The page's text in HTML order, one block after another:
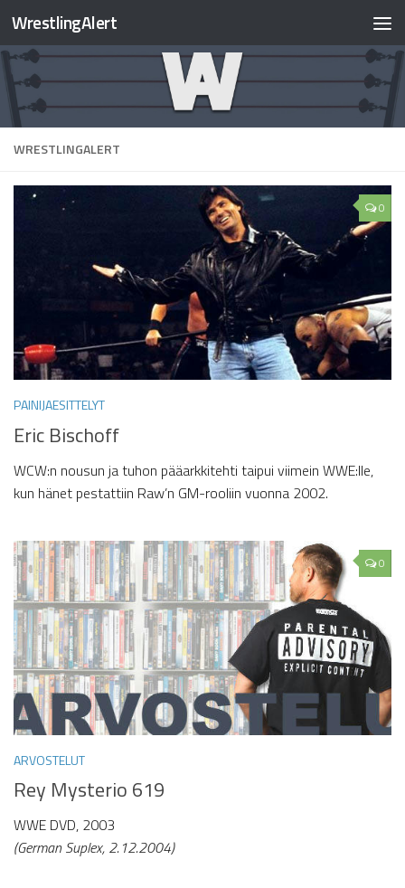
WrestlingAlert
WRESTLINGALERT
0
PAINIJAESITTELYT
Eric Bischoff
WCW:n nousun ja tuhon pääarkkitehti taipui viimein WWE:lle,
kun hänet pestattiin Raw’n GM-rooliin vuonna 2002.
0
ARVOSTELUT
Rey Mysterio 619
WWE DVD, 2003
(German Suplex, 2.12.2004)